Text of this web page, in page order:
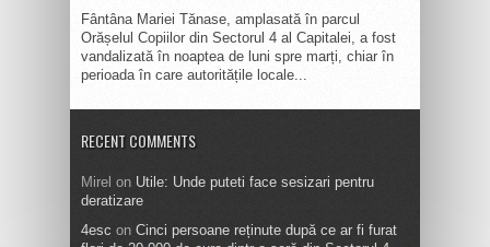
Fântâna Mariei Tănase, amplasată în parcul
Orășelul Copiilor din Sectorul 4 al Capitalei, a fost
vandalizată în noaptea de luni spre marți, chiar în
perioada în care autoritățile locale...
RECENT COMMENTS
Mirel on Utile: Unde puteti face sesizari pentru
deratizare
4esc on Cinci persoane reținute după ce ar fi furat